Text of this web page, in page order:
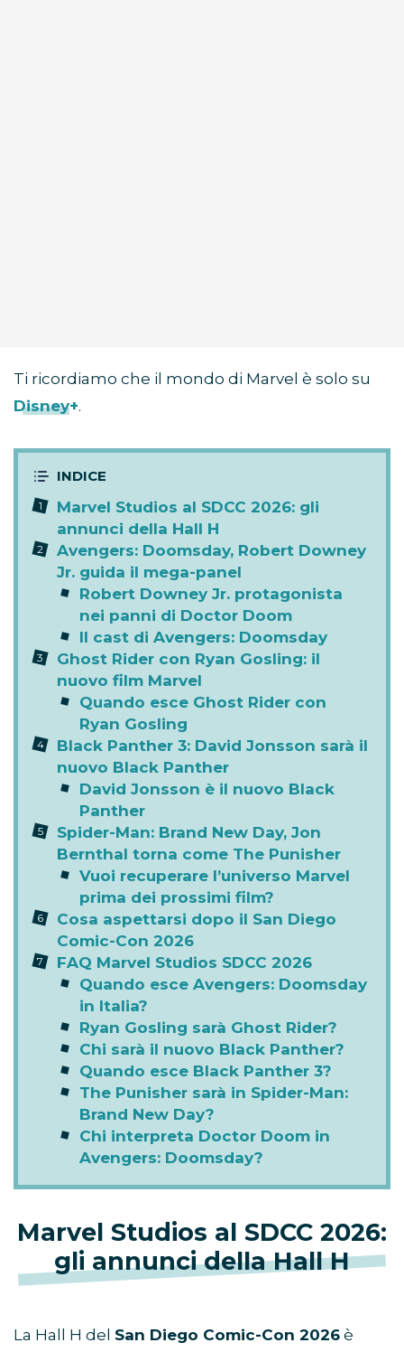
Ti ricordiamo che il mondo di Marvel è solo su
Disney+.
Marvel Studios al SDCC 2026: gli
annunci della Hall H
Avengers: Doomsday, Robert Downey
Jr. guida il mega-panel
Robert Downey Jr. protagonista
nei panni di Doctor Doom
Il cast di Avengers: Doomsday
Ghost Rider con Ryan Gosling: il
nuovo film Marvel
Quando esce Ghost Rider con
Ryan Gosling
Black Panther 3: David Jonsson sarà il
nuovo Black Panther
David Jonsson è il nuovo Black
Panther
Spider-Man: Brand New Day, Jon
Bernthal torna come The Punisher
Vuoi recuperare l’universo Marvel
prima dei prossimi film?
Cosa aspettarsi dopo il San Diego
Comic-Con 2026
FAQ Marvel Studios SDCC 2026
Quando esce Avengers: Doomsday
in Italia?
Ryan Gosling sarà Ghost Rider?
Chi sarà il nuovo Black Panther?
Quando esce Black Panther 3?
The Punisher sarà in Spider-Man:
Brand New Day?
Chi interpreta Doctor Doom in
Avengers: Doomsday?
Marvel Studios al SDCC 2026:
gli annunci della Hall H
La Hall H del San Diego Comic-Con 2026 è